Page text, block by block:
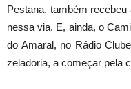
Pestana, também
nessa via. E, ainda, o
do Amaral, no Rádio
zeladoria, a começar pela